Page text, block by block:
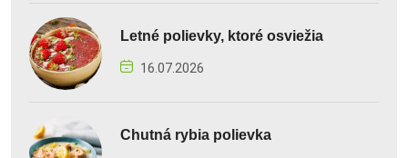
Letné polievky, ktoré osviežia
16.07.2026
Chutná rybia polievka